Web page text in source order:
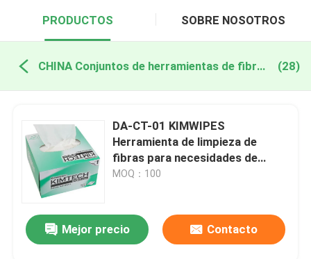
PRODUCTOS SOBRE NOSOTROS
CHINA Conjuntos de herramientas de fibra óptica (28)
DA-CT-01 KIMWIPES
Herramienta de limpieza de
fibras para necesidades de
limpieza industrial
MOQ：100
Mejor precio Contacto